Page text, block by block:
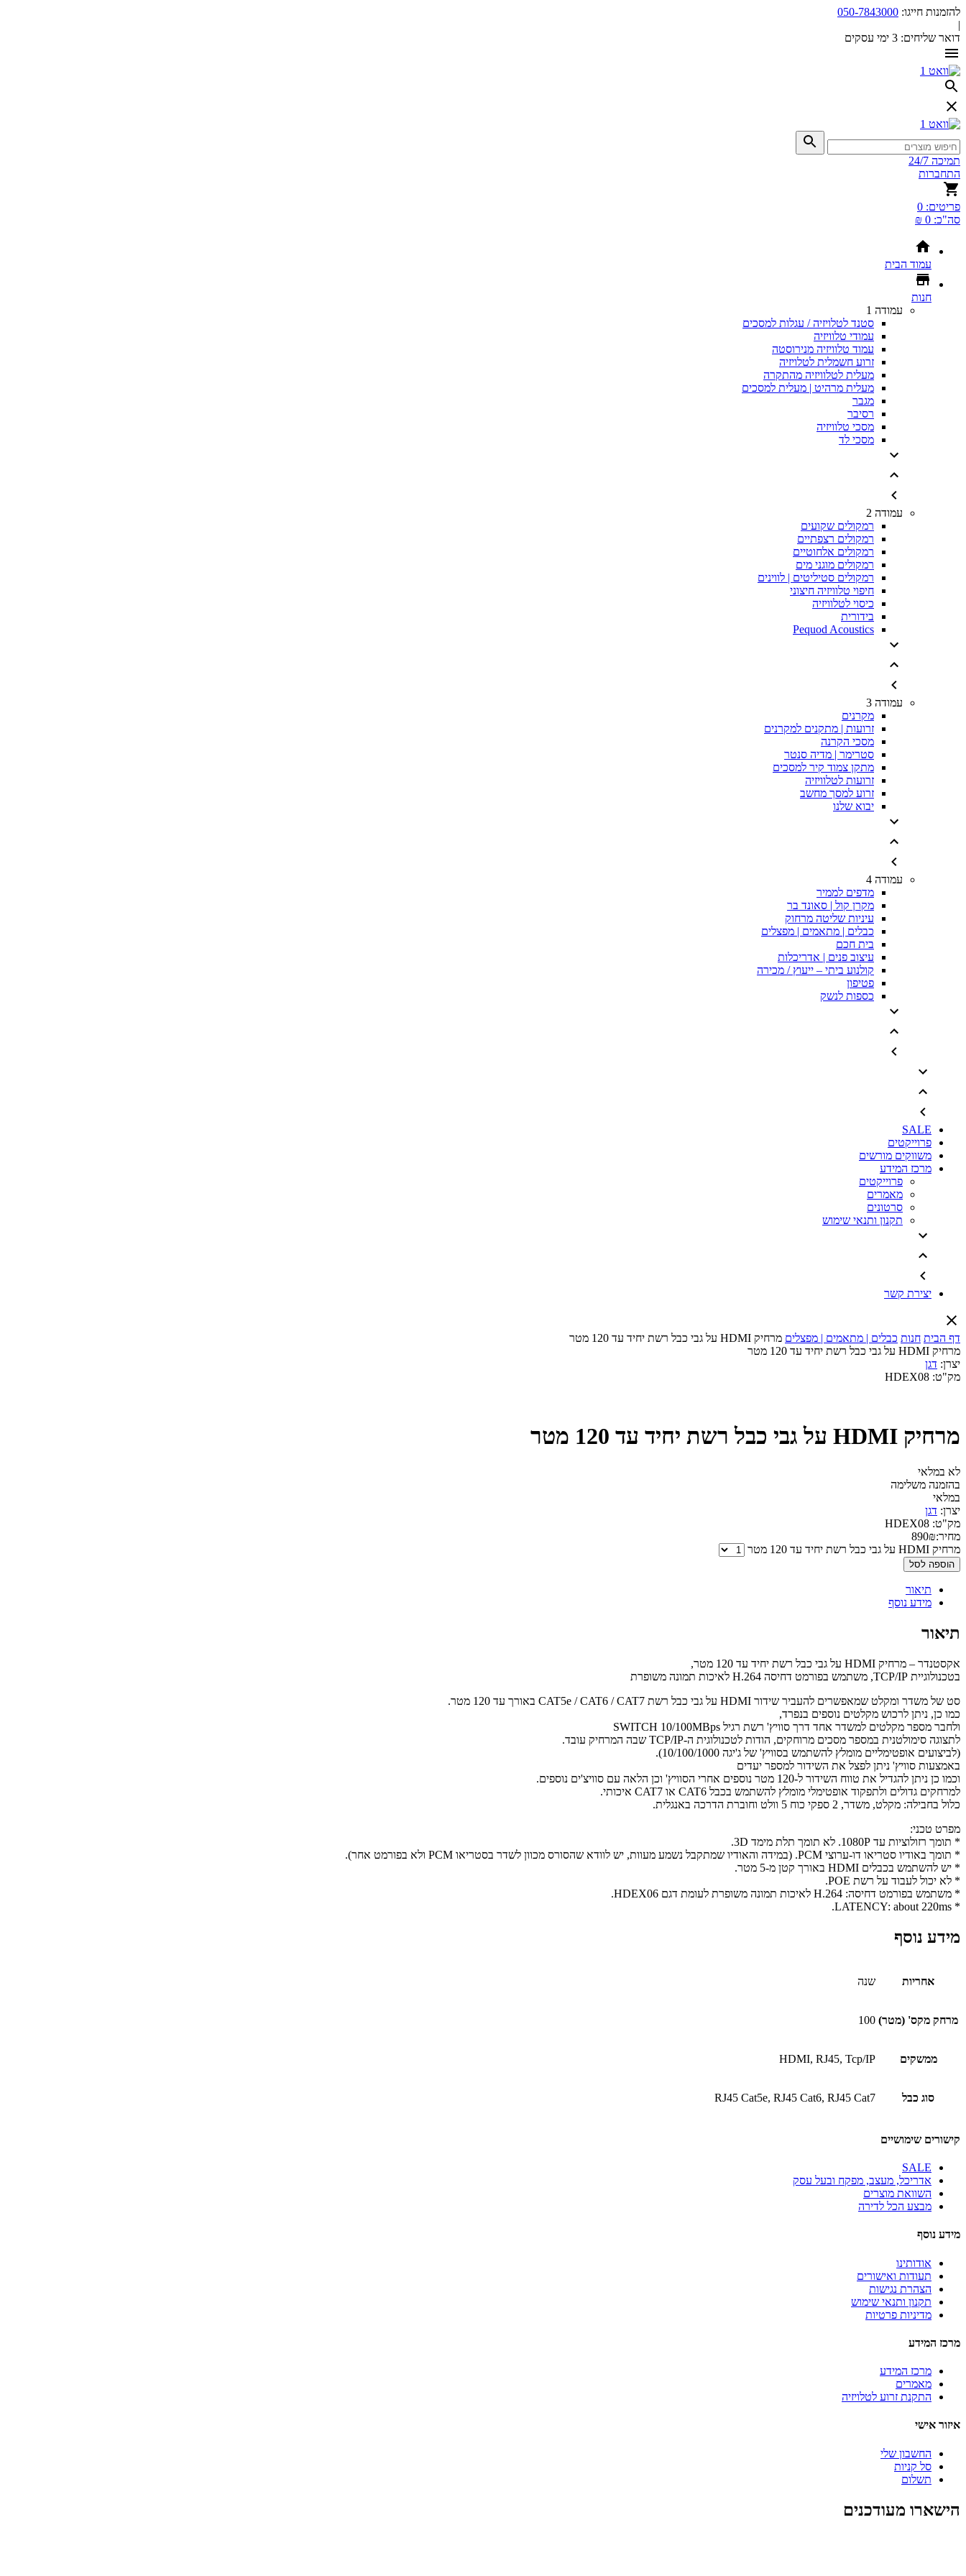
להזמנות חייגו: 050-7843000
|
דואר שליחים: 3 ימי עסקים
תמיכה 24/7
התחברות
פריטים: 0
סה"כ: 0 ₪
עמוד הבית
חנות
עמודה 1
סטנד לטלויזיה / עגלות למסכים
עמודי טלוויזיה
עמוד טלוויזיה מנירוסטה
זרוע חשמלית לטלויזיה
מעלית לטלוויזיה מהתקרה
מעלית מרהיט | מעלית למסכים
מגבר
רסיבר
מסכי טלוויזיה
מסכי לד
עמודה 2
רמקולים שקועים
רמקולים רצפתיים
רמקולים אלחוטיים
רמקולים מוגני מים
רמקולים סטיליטים | לווינים
חיפוי טלוויזיה חיצוני
כיסוי לטלוויזיה
בידורית
Pequod Acoustics
עמודה 3
מקרנים
זרועות | מתקנים למקרנים
מסכי הקרנה
סטרימר | מדיה סנטר
מתקן צמוד קיר למסכים
זרועות לטלוויזיה
זרוע למסך מחשב
יבוא שלנו
עמודה 4
מדפים לממיר
מקרן קול | סאונד בר
עיניות שליטה מרחוק
כבלים | מתאמים | מפצלים
בית חכם
עיצוב פנים | אדריכלות
קולנוע ביתי – ייעוץ / מכירה
פטיפון
כספות לנשק
SALE
פרוייקטים
משווקים מורשים
מרכז המידע
פרוייקטים
מאמרים
סרטונים
תקנון ותנאי שימוש
יצירת קשר
דף הבית חנות כבלים | מתאמים | מפצלים מרחיק HDMI על גבי כבל רשת יחיד עד 120 מטר
מרחיק HDMI על גבי כבל רשת יחיד עד 120 מטר
יצרן: דגן
מק"ט: HDEX08
מרחיק HDMI על גבי כבל רשת יחיד עד 120 מטר
לא במלאי
בהזמנה משלימה
במלאי
יצרן: דגן
מק"ט: HDEX08
מחיר:
890₪
מרחיק HDMI על גבי כבל רשת יחיד עד 120 מטר
הוספה לסל
תיאור
מידע נוסף
תיאור
אקסטנדר – מרחיק HDMI על גבי כבל רשת יחיד עד 120 מטר,
בטכנולוגיית TCP/IP, משתמש בפורמט דחיסה H.264 לאיכות תמונה משופרת
סט של משדר ומקלט שמאפשרים להעביר שידור HDMI על גבי כבל רשת CAT5e / CAT6 / CAT7 באורך עד 120 מטר.
כמו כן, ניתן לרכוש מקלטים נוספים בנפרד,
ולחבר מספר מקלטים למשדר אחד דרך סוויץ' רשת רגיל SWITCH 10/100MBps
לתצוגה סימולטנית במספר מסכים מרוחקים, הודות לטכנולוגית ה-TCP/IP שבה המרחיק עובד.
(לביצועים אופטימליים מומלץ להשתמש בסוויץ' של ג'יגה 10/100/1000).
באמצעות סוויץ' ניתן לפצל את השידור למספר יעדים
וכמו כן ניתן להגדיל את טווח השידור ל-120 מטר נוספים אחרי הסוויץ' וכן הלאה עם סוויצ'ים נוספים.
למרחקים גדולים ולתפקוד אופטימלי מומלץ להשתמש בכבל CAT6 או CAT7 איכותי.
כלול בחבילה: מקלט, משדר, 2 ספקי כוח 5 וולט וחוברת הדרכה באנגלית.
מפרט טכני:
* תומך רזולוציות עד 1080P. לא תומך תלת מימד 3D.
* תומך באודיו סטריאו דו-ערוצי PCM. (במידה והאודיו שמתקבל נשמע מעוות, יש לוודא שהסורס מכוון לשדר בסטריאו PCM ולא בפורמט אחר).
* יש להשתמש בכבלים HDMI באורך קטן מ-5 מטר.
* לא יכול לעבוד על רשת POE.
* משתמש בפורמט דחיסה: H.264 לאיכות תמונה משופרת לעומת דגם HDEX06.
* LATENCY: about 220ms.
מידע נוסף
אחריות שנה
מרחק מקס' (מטר) 100
ממשקים HDMI, RJ45, Tcp/IP
סוג כבל RJ45 Cat5e, RJ45 Cat6, RJ45 Cat7
קישורים שימושיים
SALE
אדריכל, מעצב, מפקח ובעל עסק
השוואת מוצרים
מבצע הכל לדירה
מידע נוסף
אודותינו
תעודות ואישורים
הצהרת נגישות
תקנון ותנאי שימוש
מדיניות פרטיות
מרכז המידע
מרכז המידע
מאמרים
התקנת זרוע לטלויזיה
איזור אישי
החשבון שלי
סל קניות
תשלום
הישארו מעודכנים